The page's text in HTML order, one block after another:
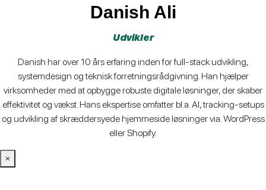
Danish Ali
Udvikler
Danish har over 10 års erfaring inden for full-stack udvikling,
systemdesign og teknisk forretningsrådgivning. Han hjælper
virksomheder med at opbygge robuste digitale løsninger, der skaber
effektivitet og vækst. Hans ekspertise omfatter bl.a. AI, tracking-setups
og udvikling af skræddersyede hjemmeside løsninger via. WordPress
eller Shopify.
×